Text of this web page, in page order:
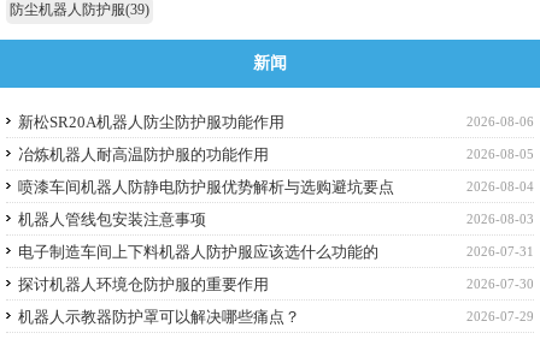
防尘机器人防护服(39)
新闻
2026-08-06
新松SR20A机器人防尘防护服功能作用
2026-08-05
冶炼机器人耐高温防护服的功能作用
2026-08-04
喷漆车间机器人防静电防护服优势解析与选购避坑要点
2026-08-03
机器人管线包安装注意事项
2026-07-31
电子制造车间上下料机器人防护服应该选什么功能的
2026-07-30
探讨机器人环境仓防护服的重要作用
2026-07-29
机器人示教器防护罩可以解决哪些痛点？